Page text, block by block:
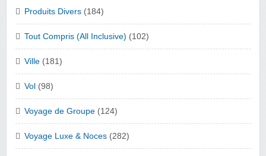
Produits Divers (184)
Tout Compris (All Inclusive) (102)
Ville (181)
Vol (98)
Voyage de Groupe (124)
Voyage Luxe & Noces (282)